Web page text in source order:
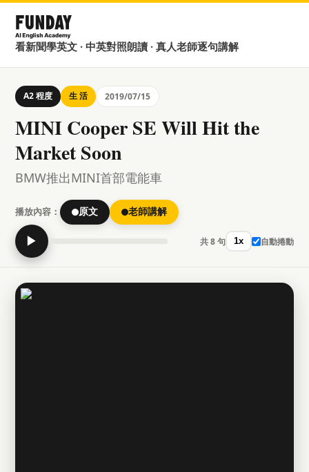
看新聞學英文 · 中英對照朗讀 · 真人老師逐句講解
A2 程度 生 活 2019/07/15
MINI Cooper SE Will Hit the
Market Soon
BMW推出MINI首部電能車
播放內容： 原文 老師講解
▶ 共 8 句 1x 自動捲動